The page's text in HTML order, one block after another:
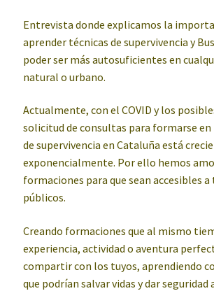
Entrevista donde explicamos la
aprender técnicas de supervivencia y
poder ser más autosuficientes en
natural o urbano.
Actualmente, con el COVID y los
solicitud de consultas para formarse en
de supervivencia en Cataluña está
exponencialmente. Por ello hemos
formaciones para que sean accesibles
públicos.
Creando formaciones que al mismo
experiencia, actividad o aventura
compartir con los tuyos, aprendiendo
que podrían salvar vidas y dar seguridad